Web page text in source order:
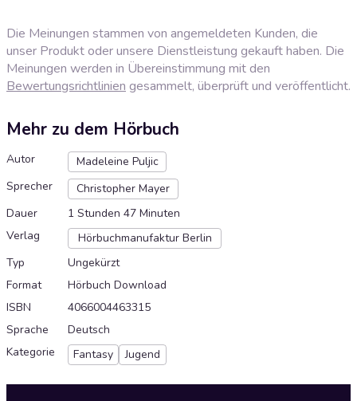
Die Meinungen stammen von angemeldeten Kunden, die
unser Produkt oder unsere Dienstleistung gekauft haben. Die
Meinungen werden in Übereinstimmung mit den
Bewertungsrichtlinien gesammelt, überprüft und veröffentlicht.
Mehr zu dem Hörbuch
Autor
Madeleine Puljic
Sprecher
Christopher Mayer
Dauer
1 Stunden 47 Minuten
Verlag
Hörbuchmanufaktur Berlin
Typ
Ungekürzt
Format
Hörbuch Download
ISBN
4066004463315
Sprache
Deutsch
Kategorie
Fantasy Jugend